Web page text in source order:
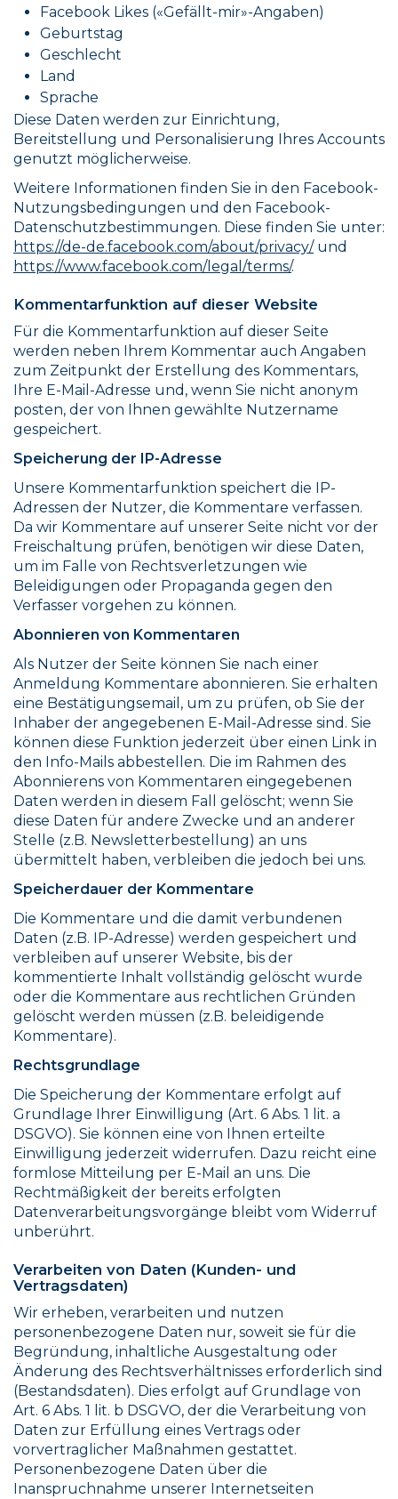
Facebook Likes («Gefällt-mir»-Angaben)
Geburtstag
Geschlecht
Land
Sprache
Diese Daten werden zur Einrichtung,
Bereitstellung und Personalisierung Ihres Accounts
genutzt möglicherweise.
Weitere Informationen finden Sie in den Facebook-
Nutzungsbedingungen und den Facebook-
Datenschutzbestimmungen. Diese finden Sie unter:
https://de-de.facebook.com/about/privacy/und
https://www.facebook.com/legal/terms/.
Kommentarfunktion auf dieser Website
Für die Kommentarfunktion auf dieser Seite
werden neben Ihrem Kommentar auch Angaben
zum Zeitpunkt der Erstellung des Kommentars,
Ihre E-Mail-Adresse und, wenn Sie nicht anonym
posten, der von Ihnen gewählte Nutzername
gespeichert.
Speicherung der IP-Adresse
Unsere Kommentarfunktion speichert die IP-
Adressen der Nutzer, die Kommentare verfassen.
Da wir Kommentare auf unserer Seite nicht vor der
Freischaltung prüfen, benötigen wir diese Daten,
um im Falle von Rechtsverletzungen wie
Beleidigungen oder Propaganda gegen den
Verfasser vorgehen zu können.
Abonnieren von Kommentaren
Als Nutzer der Seite können Sie nach einer
Anmeldung Kommentare abonnieren. Sie erhalten
eine Bestätigungsemail, um zu prüfen, ob Sie der
Inhaber der angegebenen E-Mail-Adresse sind. Sie
können diese Funktion jederzeit über einen Link in
den Info-Mails abbestellen. Die im Rahmen des
Abonnierens von Kommentaren eingegebenen
Daten werden in diesem Fall gelöscht; wenn Sie
diese Daten für andere Zwecke und an anderer
Stelle (z.B. Newsletterbestellung) an uns
übermittelt haben, verbleiben die jedoch bei uns.
Speicherdauer der Kommentare
Die Kommentare und die damit verbundenen
Daten (z.B. IP-Adresse) werden gespeichert und
verbleiben auf unserer Website, bis der
kommentierte Inhalt vollständig gelöscht wurde
oder die Kommentare aus rechtlichen Gründen
gelöscht werden müssen (z.B. beleidigende
Kommentare).
Rechtsgrundlage
Die Speicherung der Kommentare erfolgt auf
Grundlage Ihrer Einwilligung (Art. 6 Abs. 1 lit. a
DSGVO). Sie können eine von Ihnen erteilte
Einwilligung jederzeit widerrufen. Dazu reicht eine
formlose Mitteilung per E-Mail an uns. Die
Rechtmäßigkeit der bereits erfolgten
Datenverarbeitungsvorgänge bleibt vom Widerruf
unberührt.
Verarbeiten von Daten (Kunden- und
Vertragsdaten)
Wir erheben, verarbeiten und nutzen
personenbezogene Daten nur, soweit sie für die
Begründung, inhaltliche Ausgestaltung oder
Änderung des Rechtsverhältnisses erforderlich sind
(Bestandsdaten). Dies erfolgt auf Grundlage von
Art. 6 Abs. 1 lit. b DSGVO, der die Verarbeitung von
Daten zur Erfüllung eines Vertrags oder
vorvertraglicher Maßnahmen gestattet.
Personenbezogene Daten über die
Inanspruchnahme unserer Internetseiten